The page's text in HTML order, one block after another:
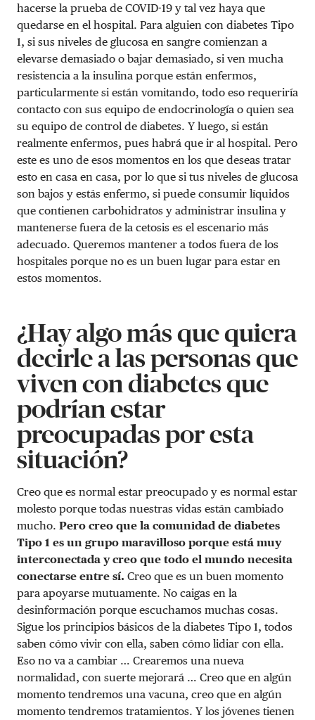
hacerse la prueba de COVID-19 y tal vez haya que
quedarse en el hospital. Para alguien con diabetes Tipo
1, si sus niveles de glucosa en sangre comienzan a
elevarse demasiado o bajar demasiado, si ven mucha
resistencia a la insulina porque están enfermos,
particularmente si están vomitando, todo eso requeriría
contacto con sus equipo de endocrinología o quien sea
su equipo de control de diabetes. Y luego, si están
realmente enfermos, pues habrá que ir al hospital. Pero
este es uno de esos momentos en los que deseas tratar
esto en casa en casa, por lo que si tus niveles de glucosa
son bajos y estás enfermo, si puede consumir líquidos
que contienen carbohidratos y administrar insulina y
mantenerse fuera de la cetosis es el escenario más
adecuado. Queremos mantener a todos fuera de los
hospitales porque no es un buen lugar para estar en
estos momentos.
¿Hay algo más que quiera
decirle a las personas que
viven con diabetes que
podrían estar
preocupadas por esta
situación?
Creo que es normal estar preocupado y es normal estar
molesto porque todas nuestras vidas están cambiado
mucho. Pero creo que la comunidad de diabetes
Tipo 1 es un grupo maravilloso porque está muy
interconectada y creo que todo el mundo necesita
conectarse entre sí. Creo que es un buen momento
para apoyarse mutuamente. No caigas en la
desinformación porque escuchamos muchas cosas.
Sigue los principios básicos de la diabetes Tipo 1, todos
saben cómo vivir con ella, saben cómo lidiar con ella.
Eso no va a cambiar … Crearemos una nueva
normalidad, con suerte mejorará … Creo que en algún
momento tendremos una vacuna, creo que en algún
momento tendremos tratamientos. Y los jóvenes tienen